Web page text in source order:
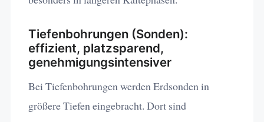
Tiefenbohrungen (Sonden):
effizient, platzsparend,
genehmigungsintensiver
Bei Tiefenbohrungen werden Erdsonden in
größere Tiefen eingebracht. Dort sind